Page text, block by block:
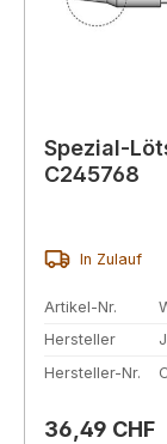
Spezial-
C245768
In Zulauf
Artikel-Nr.
Hersteller
Hersteller-Nr.
Regulärer
36,49 CHF